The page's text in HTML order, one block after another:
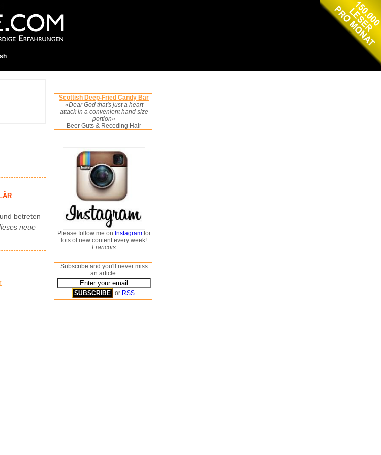
betreten
neue
Scottish Deep-Fried Candy Bar
«Dear God that's just a heart
attack in a convenient hand size
portion»
Beer Guts & Receding Hair
Please follow me on Instagram for
lots of new content every week!
Francois
Subscribe and you'll never miss
an article:
or RSS.